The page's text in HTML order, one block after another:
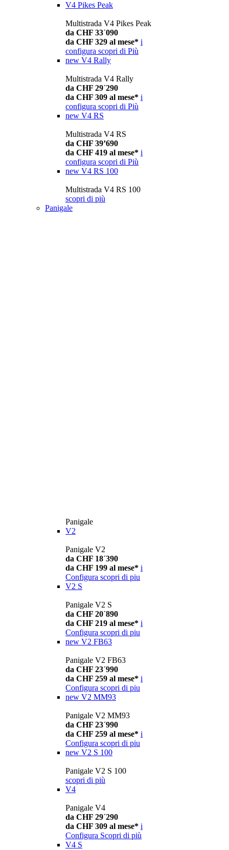
V4 Pikes Peak
Multistrada V4 Pikes Peak
da CHF 33´090
da CHF 329 al mese* i
configura scopri di Più
new V4 Rally
Multistrada V4 Rally
da CHF 29´290
da CHF 309 al mese* i
configura scopri di Più
new V4 RS
Multistrada V4 RS
da CHF 39’690
da CHF 419 al mese* i
configura scopri di Più
new V4 RS 100
Multistrada V4 RS 100
scopri di più
Panigale
Panigale
V2
Panigale V2
da CHF 18´390
da CHF 199 al mese* i
Configura scopri di piu
V2 S
Panigale V2 S
da CHF 20´890
da CHF 219 al mese* i
Configura scopri di piu
new V2 FB63
Panigale V2 FB63
da CHF 23´990
da CHF 259 al mese* i
Configura scopri di piu
new V2 MM93
Panigale V2 MM93
da CHF 23´990
da CHF 259 al mese* i
Configura scopri di piu
new V2 S 100
Panigale V2 S 100
scopri di più
V4
Panigale V4
da CHF 29´290
da CHF 309 al mese* i
Configura Scopri di più
V4 S